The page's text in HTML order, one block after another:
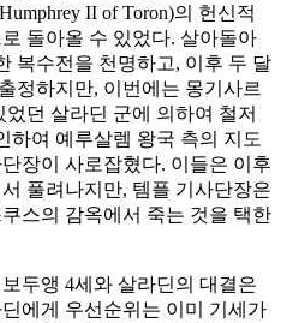
II of Toron)의 헌신적
돌아올 수 있었다. 살아돌아
복수전을 천명하고, 이후 두 달
정하지만, 이번에는 몽기사르
던 살라딘 군에 의하여 철저
하여 예루살렘 왕국 측의 지도
장이 사로잡혔다. 이들은 이후
풀려나지만, 템플 기사단장은
스의 감옥에서 죽는 것을 택한
두앵 4세와 살라딘의 대결은
에게 우선순위는 이미 기세가